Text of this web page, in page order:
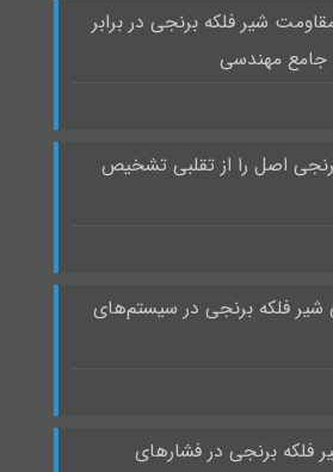
شیر فلکه برنجی در برابر
جامع مهندسی
اصل را از تقلبی تشخیص
شیر فلکه برنجی در سیستم‌های
فلکه برنجی در فشارهای